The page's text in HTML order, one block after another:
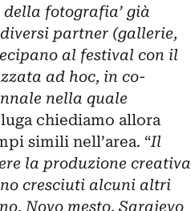
fotografia’ già
partner (gallerie,
al festival con il
ad hoc, in co-
nella quale
chiediamo allora
simili nell’area. “Il
la produzione creativa
cresciuti alcuni altri
Novo mesto, Sarajevo